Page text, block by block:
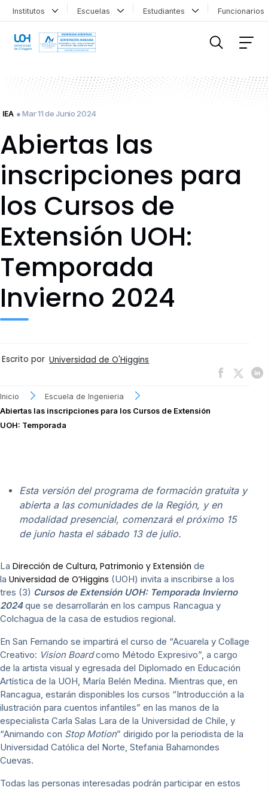
Institutos Escuelas Estudiantes
IEA ● Mar 11 de Junio 2024
Abiertas las
inscripciones para
los Cursos de
Extensión UOH:
Temporada
Invierno 2024
Escrito por Universidad de O'Higgins
Inicio
Escuela de Ingenieria
Abiertas las inscripciones para los Cursos de Extensión
UOH: Temporada
Esta versión del programa de formación gratuita y
abierta a las comunidades de la Región, y en
modalidad presencial, comenzará el próximo 15
de junio hasta el sábado 13 de julio.
La Dirección de Cultura, Patrimonio y Extensión de
la Universidad de O’Higgins (UOH) invita a inscribirse a los
tres (3) Cursos de Extensión UOH: Temporada Invierno
2024que se desarrollarán en los campus Rancagua y
Colchagua de la casa de estudios regional.
En San Fernando se impartirá el curso de “Acuarela y Collage
Creativo: Vision Boardcomo Método Expresivo”, a cargo
de la artista visual y egresada del Diplomado en Educación
Artística de la UOH, María Belén Medina. Mientras que, en
Rancagua, estarán disponibles los cursos “Introducción a la
ilustración para cuentos infantiles” en las manos de la
especialista Carla Salas Lara de la Universidad de Chile, y
“Animando con Stop Motion” dirigido por la periodista de la
Universidad Católica del Norte, Stefania Bahamondes
Cuevas.
Todas las personas interesadas podrán participar en estos